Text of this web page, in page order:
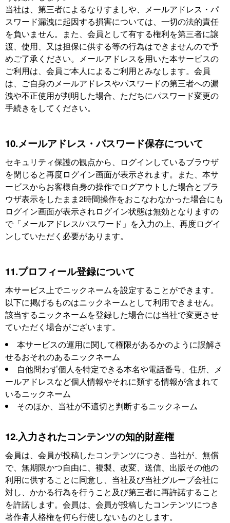
当社は、第三者によるなりすましや、メールアドレス・パ
スワード漏洩に起因する損害については、一切の法的責任
を負いません。また、会員として有する権利を第三者に譲
渡、使用、又は担保に供する等の行為はできませんので予
めご了承ください。メールアドレスを用いた本サービスの
ご利用は、会員ご本人によるご利用とみなします。会員
は、ご自身のメールアドレスやパスワードの第三者への漏
洩や不正使用が判明した場合、ただちにパスワード変更の
手続きをしてください。
10.メールアドレス・パスワード保存について
セキュリティ保護の観点から、ログインしているブラウザ
を閉じると再度ログイン画面が表示されます。また、本サ
ービスからお客様自身の操作でログアウトした場合とブラ
ウザ表示をしたまま2時間操作をおこなわなかった場合にも
ログイン画面が表示されログイン状態は無効となりますの
で「メールアドレス/パスワード」を入力の上、再度ログイ
ンしていただく必要があります。
11.プロフィール登録について
本サービス上でニックネームを設定することができます。
以下に掲げるものはニックネームとして利用できません。
該当するニックネームを登録した場合には当社で変更させ
ていただく場合がございます。
本サービスの運用に関して権限があるかのように誤解さ
せるおそれのあるニックネーム
自他問わず個人を特定できる本名や電話番号、住所、メ
ールアドレスなど個人情報やそれに類する情報が含まれて
いるニックネーム
そのほか、当社が不適切と判断するニックネーム
12.入力されたコンテンツの知的財産権
会員は、会員が投稿したコンテンツにつき、当社が、無償
で、無期限かつ自由に、複製、改変、送信、出版その他の
利用に供することに同意し、当社及び当社グループ会社に
対し、かかる行為を行うこと及び第三者に再許諾すること
を許諾します。会員は、会員が投稿したコンテンツにつき
著作者人格権を何ら行使しないものとします。